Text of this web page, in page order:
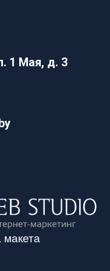
1 Мая, д. 3
макета